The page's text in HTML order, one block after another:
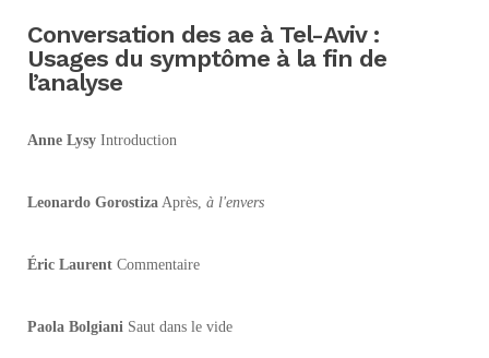
Conversation des ae à Tel-Aviv :
Usages du symptôme à la fin de
l’analyse
Anne Lysy Introduction
Leonardo Gorostiza Après, à l'envers
Éric Laurent Commentaire
Paola Bolgiani Saut dans le vide